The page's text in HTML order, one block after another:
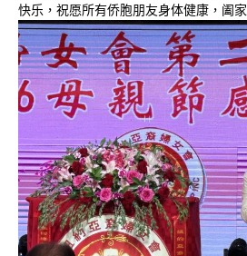
快乐，祝愿所有侨胞朋友身体健康，阖